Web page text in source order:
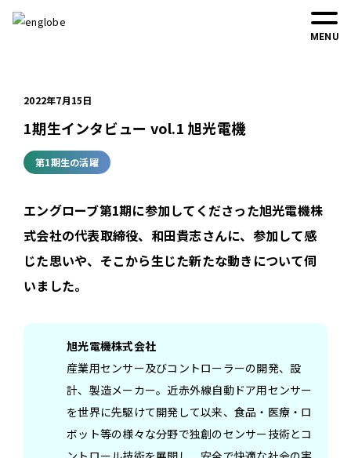
MENU
2022年7月15日
1期生インタビュー vol.1 旭光電機
第1期生の活躍
エングローブ第1期に参加してくださった旭光電機株
式会社の代表取締役、和田貴志さんに、参加して感
じた思いや、そこから生じた新たな動きについて伺
いました。
旭光電機株式会社
産業用センサー及びコントローラーの開発、設
計、製造メーカー。 近赤外線自動ドア用センサー
を世界に先駆けて開発して以来、食品・医療・ロ
ボット等の様々な分野で独創のセンサー技術とコ